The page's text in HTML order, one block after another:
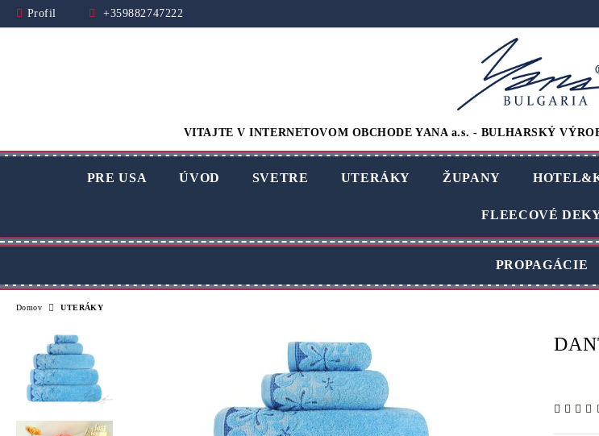
Profil +359882747222
VITAJTE V INTERNETOVOM OBCHODE YANA a.s. - BULHARSKÝ
PRE USA ÚVOD SVETRE UTERÁKY ŽUPANY
FLEECOVÉ
PROPAGÁCIE
Domov UTERÁKY